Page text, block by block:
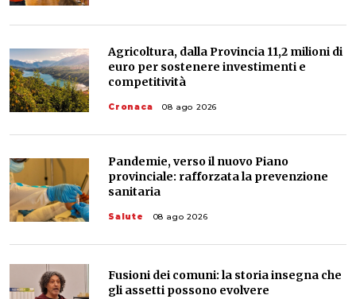
Agricoltura, dalla Provincia 11,2 milioni di
euro per sostenere investimenti e
competitività
Cronaca 08 ago 2026
Pandemie, verso il nuovo Piano
provinciale: rafforzata la prevenzione
sanitaria
Salute 08 ago 2026
Fusioni dei comuni: la storia insegna che
gli assetti possono evolvere